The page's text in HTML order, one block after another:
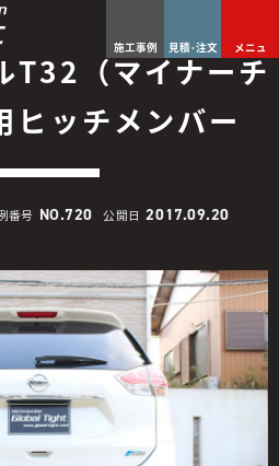
施工事例 見積･注文 メニュ
T32（マイナーチ
ヒッチメンバー
番号 NO.720 公開日 2017.09.20